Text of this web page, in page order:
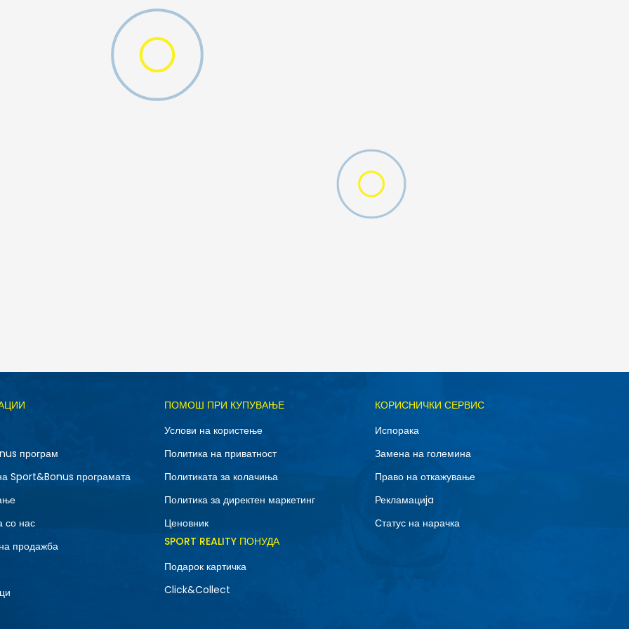
програм
Sport&Bonus програмата
со нас
продажба
ПОМОШ ПРИ КУПУВАЊЕ
Услови на користење
Политика на приватност
Политиката за колачиња
Политика за директен маркетинг
Ценовник
КОРИСНИЧКИ СЕРВИС
Испорака
Замена на големина
Право на откажување
Рекламациja
Статус на нарачка
SPORT REALITY ПОНУДА
Подарок картичка
Click&Collect